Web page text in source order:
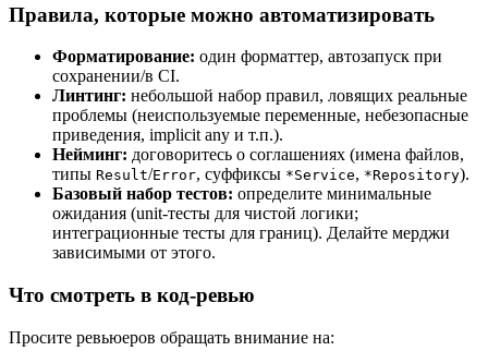
Правила, которые можно автоматизировать
Форматирование: один форматтер, автозапуск при
сохранении/в CI.
Линтинг: небольшой набор правил, ловящих реальные
проблемы (неиспользуемые переменные, небезопасные
приведения, implicit any и т.п.).
Нейминг: договоритесь о соглашениях (имена файлов,
типы Result/Error, суффиксы *Service, *Repository).
Базовый набор тестов: определите минимальные
ожидания (unit-тесты для чистой логики;
интеграционные тесты для границ). Делайте мерджи
зависимыми от этого.
Что смотреть в код-ревью
Просите ревьюеров обращать внимание на: